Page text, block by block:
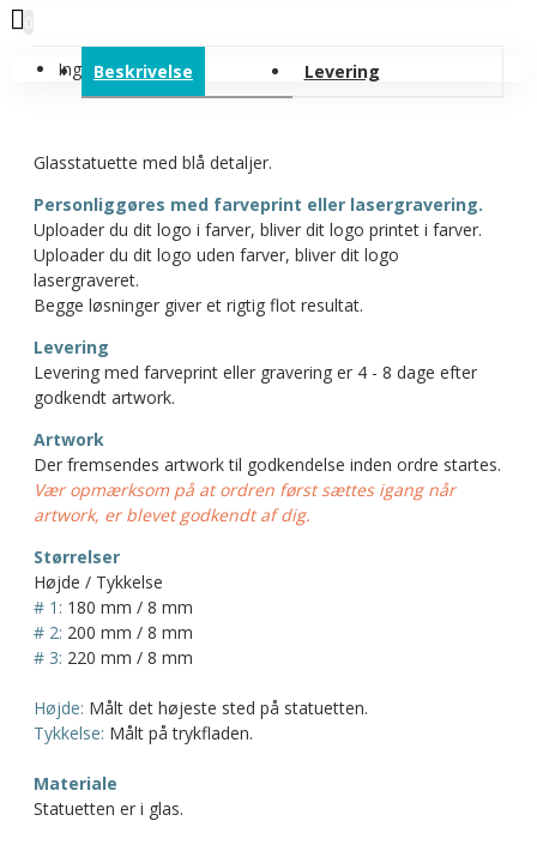
Ingen produkter
Beskrivelse Levering
Glasstatuette med blå detaljer.
Personliggøres med farveprint eller lasergravering.
Uploader du dit logo i farver, bliver dit logo printet i farver.
Uploader du dit logo uden farver, bliver dit logo
lasergraveret.
Begge løsninger giver et rigtig flot resultat.
Levering
Levering med farveprint eller gravering er 4 - 8 dage efter
godkendt artwork.
Artwork
Der fremsendes artwork til godkendelse inden ordre startes.
Vær opmærksom på at ordren først sættes igang når
artwork, er blevet godkendt af dig.
Størrelser
Højde / Tykkelse
# 1: 180 mm / 8 mm
# 2: 200 mm / 8 mm
# 3: 220 mm / 8 mm
Højde: Målt det højeste sted på statuetten.
Tykkelse: Målt på trykfladen.
Materiale
Statuetten er i glas.